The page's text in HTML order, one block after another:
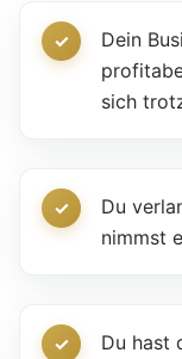
Dein
sich
Du
nimmst
Du hast